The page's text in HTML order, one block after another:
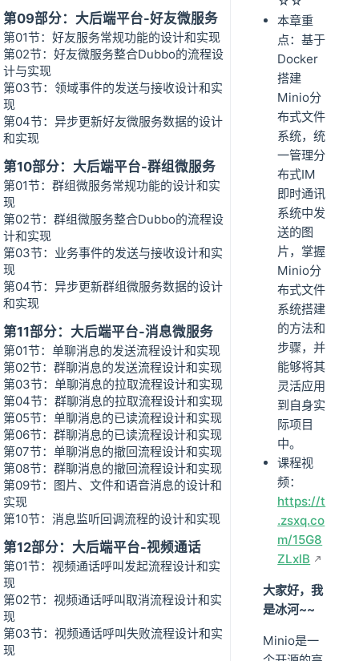
第09部分：大后端平台-好友微服务
第01节：好友服务常规功能的设计和实现
第02节：好友微服务整合Dubbo的流程设
计与实现
第03节：领域事件的发送与接收设计和实
现
第04节：异步更新好友微服务数据的设计
和实现
第10部分：大后端平台-群组微服务
第01节：群组微服务常规功能的设计和实
现
第02节：群组微服务整合Dubbo的流程设
计和实现
第03节：业务事件的发送与接收设计和实
现
第04节：异步更新群组微服务数据的设计
和实现
第11部分：大后端平台-消息微服务
第01节：单聊消息的发送流程设计和实现
第02节：群聊消息的发送流程设计和实现
第03节：单聊消息的拉取流程设计和实现
第04节：群聊消息的拉取流程设计和实现
第05节：单聊消息的已读流程设计和实现
第06节：群聊消息的已读流程设计和实现
第07节：单聊消息的撤回流程设计和实现
第08节：群聊消息的撤回流程设计和实现
第09节：图片、文件和语音消息的设计和
实现
第10节：消息监听回调流程的设计和实现
第12部分：大后端平台-视频通话
第01节：视频通话呼叫发起流程设计和实
现
第02节：视频通话呼叫取消流程设计和实
现
第03节：视频通话呼叫失败流程设计和实
现
本章重
点：基于
Docker
搭建
Minio分
布式文件
系统，统
一管理分
布式IM
即时通讯
系统中发
送的图
片，掌握
Minio分
布式文件
系统搭建
的方法和
步骤，并
能够将其
灵活应用
到自身实
际项目
中。
课程视
频：
https://t
.zsxq.co
m/15G8
ZLxlB
大家好，我
是冰河~~
Minio是一